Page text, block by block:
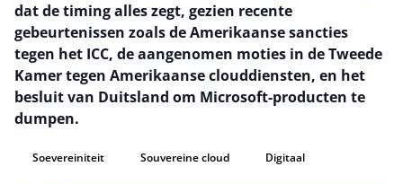
dat de timing alles zegt, gezien recente
gebeurtenissen zoals de Amerikaanse sancties
tegen het ICC, de aangenomen moties in de Tweede
Kamer tegen Amerikaanse clouddiensten, en het
besluit van Duitsland om Microsoft-producten te
dumpen.
Soevereiniteit Souvereine cloud Digitaal